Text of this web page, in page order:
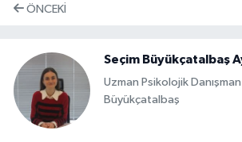
ÖNCEKI
Seçim Büyükçatalbaş
Uzman Psikolojik
Büyükçatalbaş